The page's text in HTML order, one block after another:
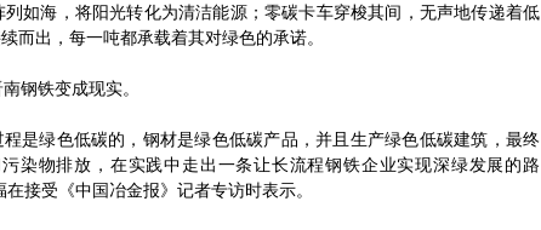
如海，将阳光转化为清洁能源；零碳卡车穿梭其间，无声地传递着低
而出，每一吨都承载着其对绿色的承诺。
钢铁变成现实。
是绿色低碳的，钢材是绿色低碳产品，并且生产绿色低碳建筑，最终
染物排放，在实践中走出一条让长流程钢铁企业实现深绿发展的路
接受《中国冶金报》记者专访时表示。